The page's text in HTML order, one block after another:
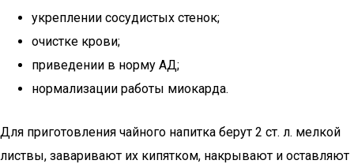
укреплении сосудистых стенок;
очистке крови;
приведении в норму АД;
нормализации работы миокарда.
Для приготовления чайного напитка берут 2 ст. л. мелкой
листвы, заваривают их кипятком, накрывают и оставляют